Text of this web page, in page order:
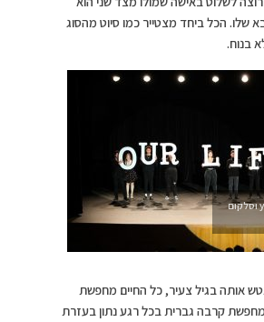
שלו. הכל ביחד מצטייר כמו סיוט מהסוג
בנוח.
צילום: yes, HOT וסלקום
אותה בגיל צעיר, כל החיים מחפשת
קרבה גברית בכל רגע נתון בעזרת